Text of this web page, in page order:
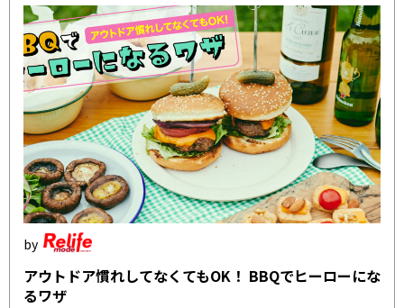
アウトドア慣れしてなくてもOK！ BBQでヒーローにな
るワザ